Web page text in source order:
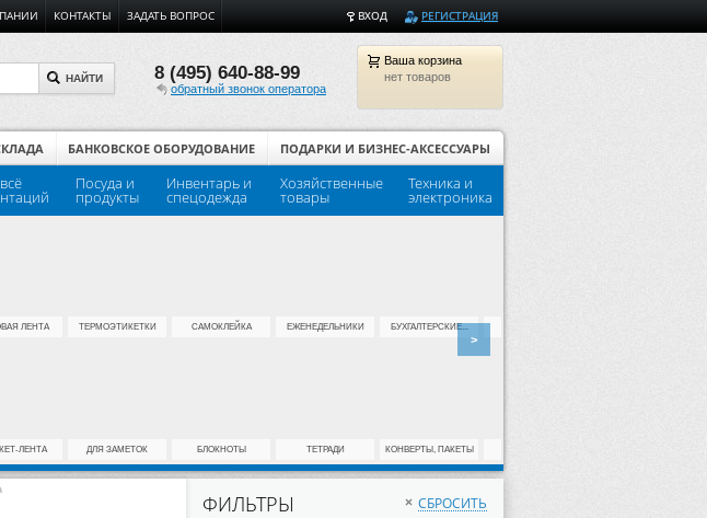
ВХОД РЕГИСТРАЦИЯ
КОНТАКТЫ ЗАДАТЬ ВОПРОС
Ваша корзина
нет товаров
8 (495) 640-88-99
обратный звонок оператора
НАЙТИ
БАНКОВСКОЕ ОБОРУДОВАНИЕ ПОДАРКИ И БИЗНЕС-АКСЕССУАРЫ
Посуда и
продукты
Инвентарь и
спецодежда
Хозяйственные
товары
Техника и
электроника
ЛЕНТА ТЕРМОЭТИКЕТКИ САМОКЛЕЙКА ЕЖЕНЕДЕЛЬНИКИ БУХГАЛТЕРСКИЕ...
ЛЕНТА ДЛЯ ЗАМЕТОК БЛОКНОТЫ ТЕТРАДИ КОНВЕРТЫ, ПАКЕТЫ
>
ФИЛЬТРЫ × СБРОСИТЬ